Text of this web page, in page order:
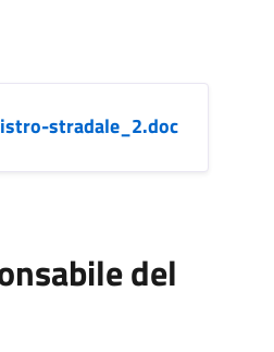
stradale_2.doc
del